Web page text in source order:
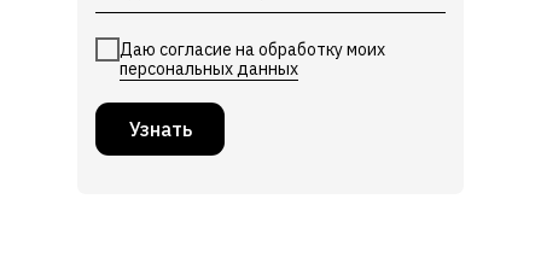
Даю согласие на обработку моих
персональных данных
Узнать